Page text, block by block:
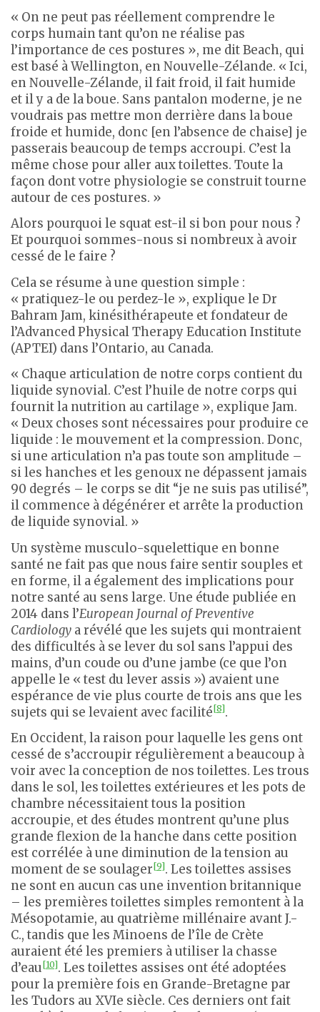
« On ne peut pas réellement comprendre le
corps humain tant qu’on ne réalise pas
l’importance de ces postures », me dit Beach, qui
est basé à Wellington, en Nouvelle-Zélande. « Ici,
en Nouvelle-Zélande, il fait froid, il fait humide
et il y a de la boue. Sans pantalon moderne, je ne
voudrais pas mettre mon derrière dans la boue
froide et humide, donc [en l’absence de chaise] je
passerais beaucoup de temps accroupi. C’est la
même chose pour aller aux toilettes. Toute la
façon dont votre physiologie se construit tourne
autour de ces postures. »
Alors pourquoi le squat est-il si bon pour nous ?
Et pourquoi sommes-nous si nombreux à avoir
cessé de le faire ?
Cela se résume à une question simple :
« pratiquez-le ou perdez-le », explique le Dr
Bahram Jam, kinésithérapeute et fondateur de
l’Advanced Physical Therapy Education Institute
(APTEI) dans l’Ontario, au Canada.
« Chaque articulation de notre corps contient du
liquide synovial. C’est l’huile de notre corps qui
fournit la nutrition au cartilage », explique Jam.
« Deux choses sont nécessaires pour produire ce
liquide : le mouvement et la compression. Donc,
si une articulation n’a pas toute son amplitude –
si les hanches et les genoux ne dépassent jamais
90 degrés – le corps se dit “je ne suis pas utilisé”,
il commence à dégénérer et arrête la production
de liquide synovial. »
Un système musculo-squelettique en bonne
santé ne fait pas que nous faire sentir souples et
en forme, il a également des implications pour
notre santé au sens large. Une étude publiée en
2014 dans l’European Journal of Preventive
Cardiology a révélé que les sujets qui montraient
des difficultés à se lever du sol sans l’appui des
mains, d’un coude ou d’une jambe (ce que l’on
appelle le « test du lever assis ») avaient une
espérance de vie plus courte de trois ans que les
sujets qui se levaient avec facilité[8].
En Occident, la raison pour laquelle les gens ont
cessé de s’accroupir régulièrement a beaucoup à
voir avec la conception de nos toilettes. Les trous
dans le sol, les toilettes extérieures et les pots de
chambre nécessitaient tous la position
accroupie, et des études montrent qu’une plus
grande flexion de la hanche dans cette position
est corrélée à une diminution de la tension au
moment de se soulager[9]. Les toilettes assises
ne sont en aucun cas une invention britannique
– les premières toilettes simples remontent à la
Mésopotamie, au quatrième millénaire avant J.-
C., tandis que les Minoens de l’île de Crète
auraient été les premiers à utiliser la chasse
d’eau[10]. Les toilettes assises ont été adoptées
pour la première fois en Grande-Bretagne par
les Tudors au XVIe siècle. Ces derniers ont fait